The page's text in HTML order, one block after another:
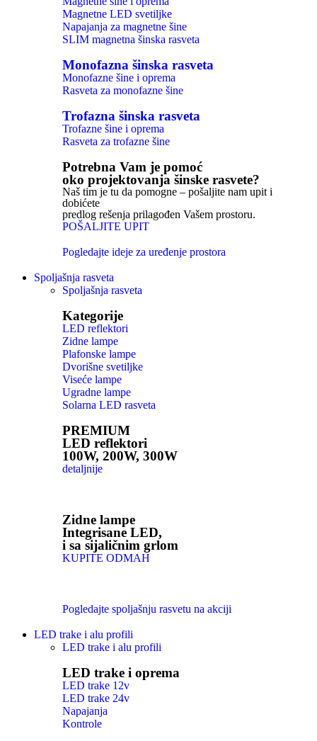
Magnetne LED svetiljke
Napajanja za magnetne šine
SLIM magnetna šinska rasveta
Monofazna šinska rasveta
Monofazne šine i oprema
Rasveta za monofazne šine
Trofazna šinska rasveta
Trofazne šine i oprema
Rasveta za trofazne šine
Potrebna Vam je pomoć
oko projektovanja šinske rasvete?
Naš tim je tu da pomogne – pošaljite nam upit i
dobićete
predlog rešenja prilagođen Vašem prostoru.
POŠALJITE UPIT
Pogledajte ideje za uređenje prostora
Spoljašnja rasveta
Spoljašnja rasveta
Kategorije
LED reflektori
Zidne lampe
Plafonske lampe
Dvorišne svetiljke
Viseće lampe
Ugradne lampe
Solarna LED rasveta
PREMIUM
LED reflektori
100W, 200W, 300W
detaljnije
Zidne lampe
Integrisane LED,
i sa sijaličnim grlom
KUPITE ODMAH
Pogledajte spoljašnju rasvetu na akciji
LED trake i alu profili
LED trake i alu profili
LED trake i oprema
LED trake 12v
LED trake 24v
Napajanja
Kontrole